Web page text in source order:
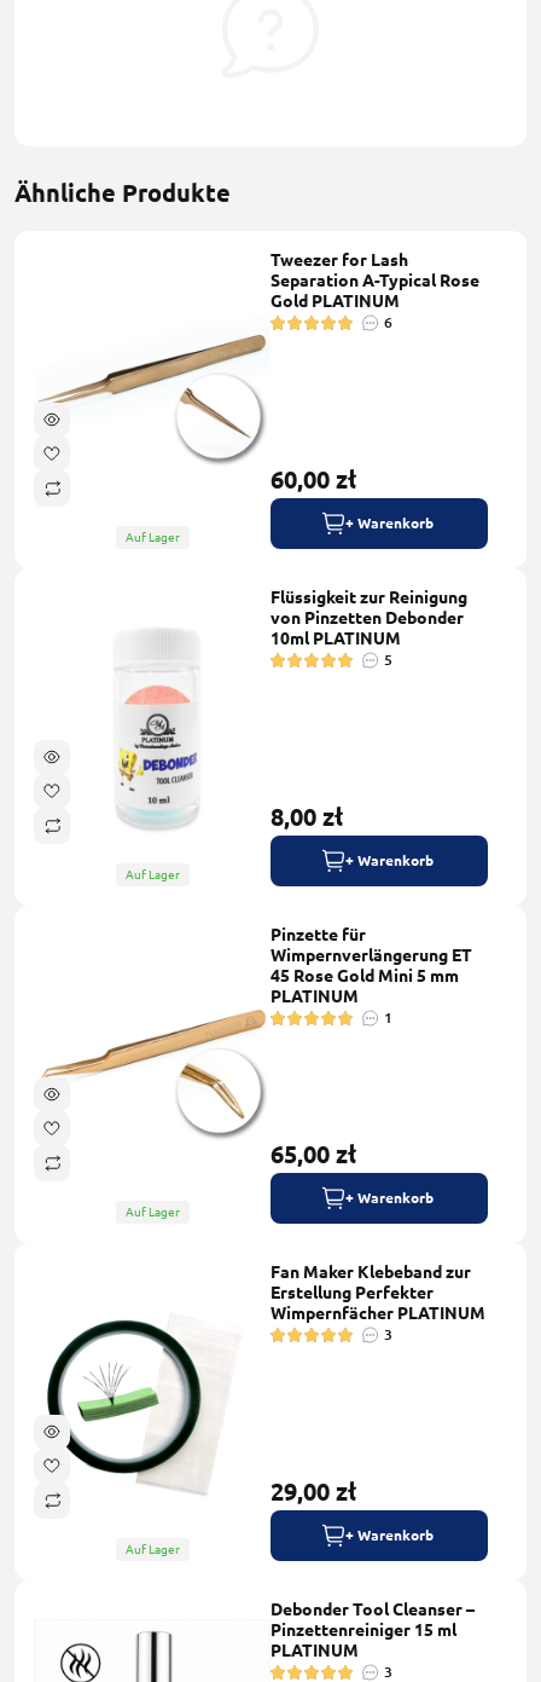
Ähnliche Produkte
Auf Lager
Tweezer for Lash
Separation A-Typical Rose
Gold PLATINUM
6
60,00 zł
+ Warenkorb
Auf Lager
Flüssigkeit zur Reinigung
von Pinzetten Debonder
10ml PLATINUM
5
8,00 zł
+ Warenkorb
Auf Lager
Pinzette für
Wimpernverlängerung ET
45 Rose Gold Mini 5 mm
PLATINUM
1
65,00 zł
+ Warenkorb
Auf Lager
Fan Maker Klebeband zur
Erstellung Perfekter
Wimpernfächer PLATINUM
3
29,00 zł
+ Warenkorb
Debonder Tool Cleanser –
Pinzettenreiniger 15 ml
PLATINUM
3